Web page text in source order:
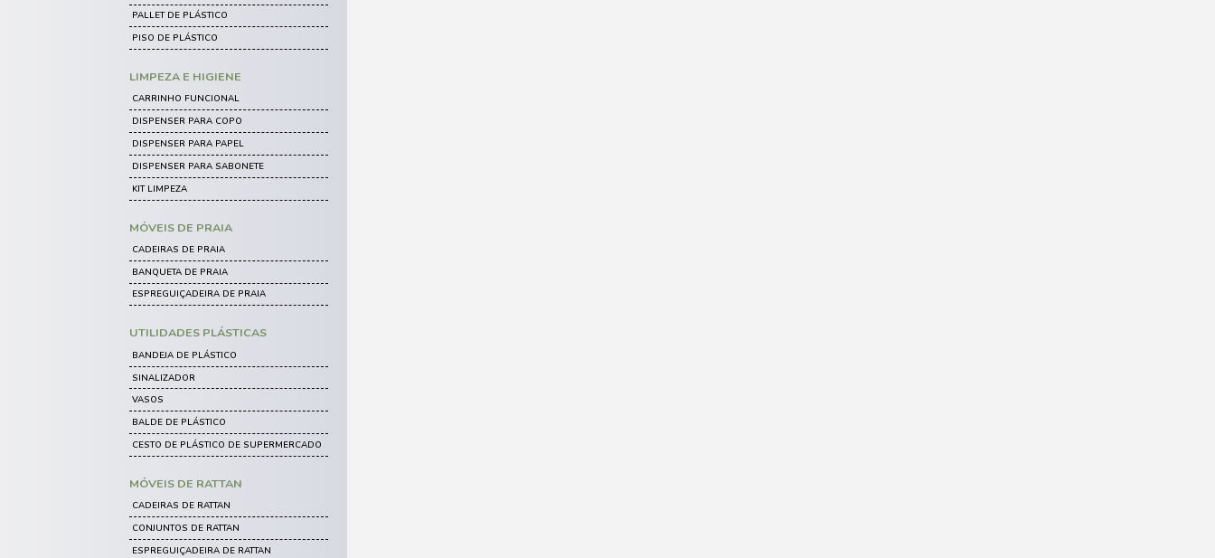
CARRINHO DE COMPRA
CARRINHO FUNCIONAL
CARRINHOS DE LIMPEZA
MÓVEIS DE PLÁSTICO INFANTIL
CADEIRAS DE PLÁSTICO INFANTIL
CONJUNTO INFANTIL
MESA DE PLÁSTICO INFANTIL
POLTRONA DE PLÁSTICO INFANTIL
CAIXAS DE PLÁSTICO
CAIXA DE HORTIFRUTI
CAIXA FRIGORÍFICA
CAIXAS DE ARMAZENAMENTO
CAIXAS ORGANIZADORAS
CESTO EXPOSITOR
CAIXA BIN